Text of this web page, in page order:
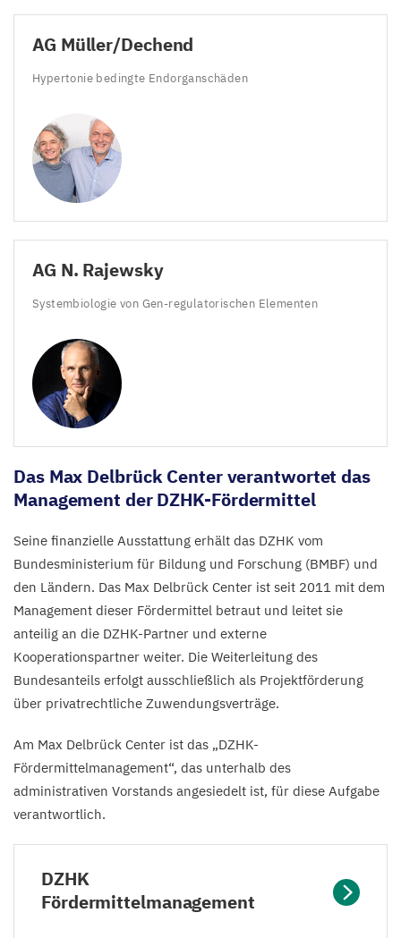
AG Müller/​Dechend
Hypertonie bedingte Endorganschäden
AG N. Rajewsky
Systembiologie von Gen-regulatorischen Elementen
Das Max Delbrück Center verantwortet das
Management der DZHK-Fördermittel
Seine finanzielle Ausstattung erhält das DZHK vom
Bundesministerium für Bildung und Forschung (BMBF) und
den Ländern. Das Max Delbrück Center ist seit 2011 mit dem
Management dieser Fördermittel betraut und leitet sie
anteilig an die DZHK-Partner und externe
Kooperationspartner weiter. Die Weiterleitung des
Bundesanteils erfolgt ausschließlich als Projektförderung
über privatrechtliche Zuwendungsverträge.
Am Max Delbrück Center ist das „DZHK-
Fördermittelmanagement“, das unterhalb des
administrativen Vorstands angesiedelt ist, für diese Aufgabe
verantwortlich.
DZHK
Fördermittelmanagement